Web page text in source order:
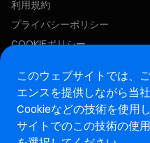
利用規約
プライバシーポリシー
COOKIEポリシー
この求人に応募する
アフターマーケットウェブ
このウェブサイトでは、
エンスを提供しながら当
Cookieなどの技術を使用
サイトでのこの技術の使